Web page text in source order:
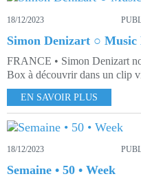
18/12/2023
Simon Denizart ○ Music
FRANCE • Simon Denizart
Box à découvrir dans un clip
EN SAVOIR PLUS
18/12/2023
Semaine • 50 • Week